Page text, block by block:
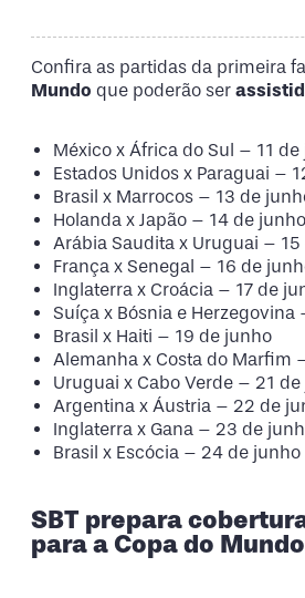
Confira as partidas da primeira
Mundo que poderão ser
México x África do Sul – 11
Estados Unidos x Paraguai –
Brasil x Marrocos – 13 de
Holanda x Japão – 14 de junho
Arábia Saudita x Uruguai –
França x Senegal – 16 de
Inglaterra x Croácia – 17 de
Suíça x Bósnia e Herzegovina
Brasil x Haiti – 19 de junho
Alemanha x Costa do Marfim
Uruguai x Cabo Verde – 21
Argentina x Áustria – 22 de
Inglaterra x Gana – 23 de
Brasil x Escócia – 24 de junho
SBT prepara
para a Copa do Mundo